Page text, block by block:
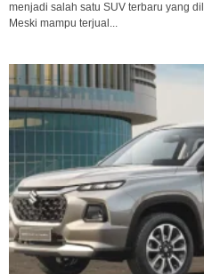
menjadi salah satu SUV terbaru yang
Meski mampu terjual...